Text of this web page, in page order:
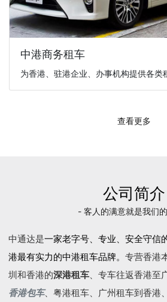
中港商务租车
为香港、驻港企业、办事机构提供各类
查看更多
公司简介
- 客人的满意就是我们
中通达是一家老字号、专业、安全守信
港最有实力的中港租车品牌。 专营香港
圳和香港的深港租车、专车往返香港至
香港包车、 粤港租车、广州租车到香港、